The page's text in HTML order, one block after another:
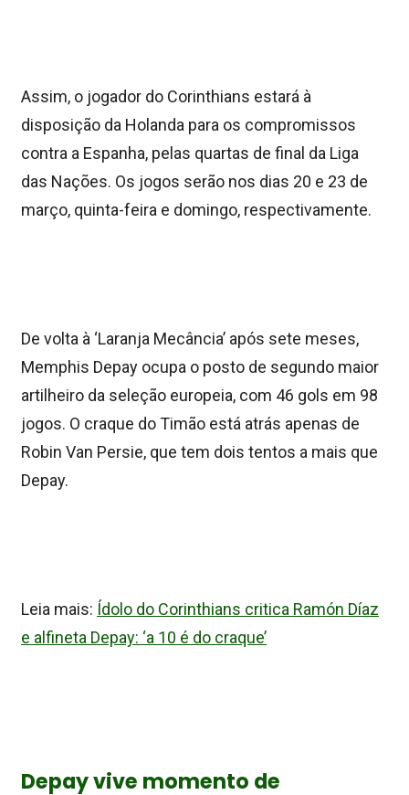
Assim, o jogador do Corinthians estará à
disposição da Holanda para os compromissos
contra a Espanha, pelas quartas de final da Liga
das Nações. Os jogos serão nos dias 20 e 23 de
março, quinta-feira e domingo, respectivamente.
De volta à ‘Laranja Mecância’ após sete meses,
Memphis Depay ocupa o posto de segundo maior
artilheiro da seleção europeia, com 46 gols em 98
jogos. O craque do Timão está atrás apenas de
Robin Van Persie, que tem dois tentos a mais que
Depay.
Leia mais: Ídolo do Corinthians critica Ramón Díaz
e alfineta Depay: ‘a 10 é do craque’
Depay vive momento de